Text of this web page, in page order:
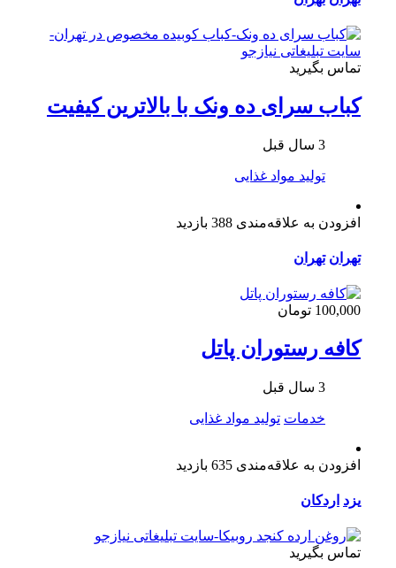
تماس بگیرید
کباب سرای ده ونک با بالاترین کیفیت
3 سال قبل
تولید مواد غذایی
افزودن به علاقه‌مندی 388 بازدید
تهران تهران
100,000 تومان
کافه رستوران پاتل
3 سال قبل
خدمات تولید مواد غذایی
افزودن به علاقه‌مندی 635 بازدید
یزد اردکان
تماس بگیرید